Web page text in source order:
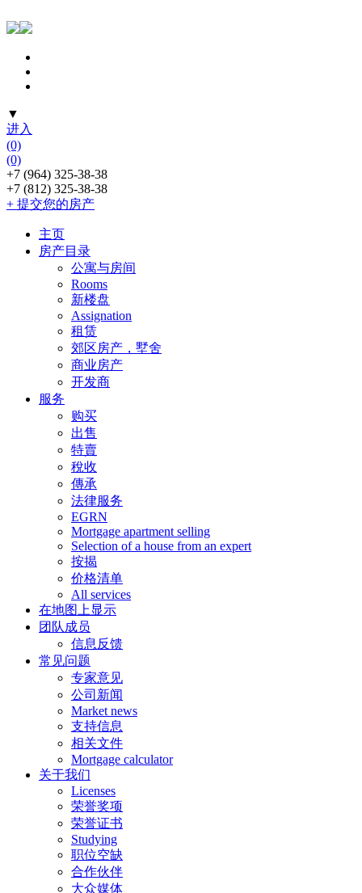
▼
进入
(0)
(0)
+7 (964) 325-38-38
+7 (812) 325-38-38
+ 提交您的房产
主页
房产目录
公寓与房间
Rooms
新楼盘
Assignation
租赁
郊区房产，墅舍
商业房产
开发商
服务
购买
出售
特賣
稅收
傳承
法律服务
EGRN
Mortgage apartment selling
Selection of a house from an expert
按揭
价格清单
All services
在地图上显示
团队成员
信息反馈
常见问题
专家意见
公司新闻
Market news
支持信息
相关文件
Mortgage calculator
关于我们
Licenses
荣誉奖项
荣誉证书
Studying
职位空缺
合作伙伴
大众媒体